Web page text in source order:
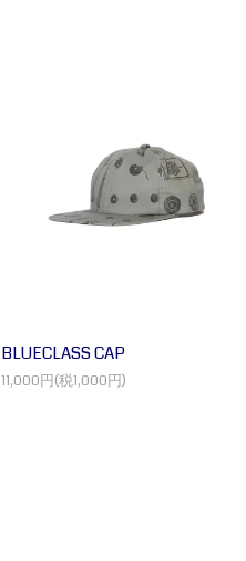
BLUECLASS CAP
11,000円(税1,000円)